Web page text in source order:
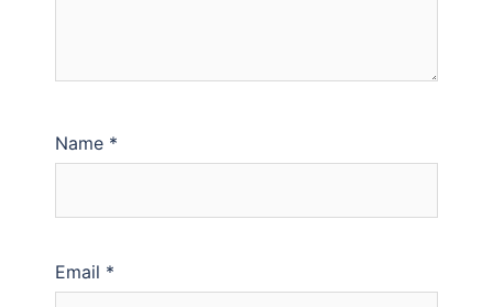
Name *
Email *